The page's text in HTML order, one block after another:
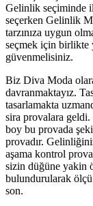
Gelinlik seçiminde
seçerken Gelinlik
tarzınıza uygun
seçmek için birlikte
güvenmelisiniz.
Biz Diva Moda
davranmaktayız.
tasarlamakta
sira provalara
boy bu provada
provadır.
aşama kontrol
sizin düğüne yakin
bulundurularak ölçü
son.